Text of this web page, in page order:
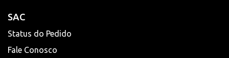
SAC
Status do Pedido
Fale Conosco